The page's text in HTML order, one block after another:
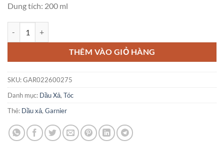
Dung tích: 200 ml
THÊM VÀO GIỎ HÀNG
SKU:GAR022600275
Danh mục: Dầu Xả, Tóc
Thẻ: Dầu xả, Garnier